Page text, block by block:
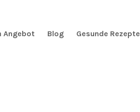
Angebot Blog Gesunde Rezepte